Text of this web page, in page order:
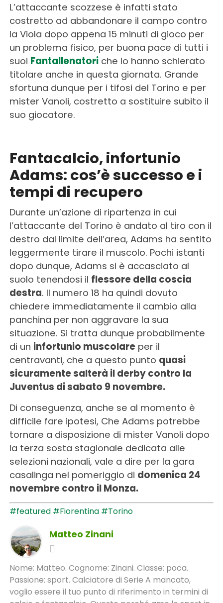
L’attaccante scozzese è infatti stato
costretto ad abbandonare il campo contro
la Viola dopo appena 15 minuti di gioco per
un problema fisico, per buona pace di tutti i
suoi Fantallenatoriche lo hanno schierato
titolare anche in questa giornata. Grande
sfortuna dunque per i tifosi del Torino e per
mister Vanoli, costretto a sostituire subito il
suo giocatore.
Fantacalcio, infortunio
Adams: cos’è successo e i
tempi di recupero
Durante un’azione di ripartenza in cui
l’attaccante del Torino è andato al tiro con il
destro dal limite dell’area, Adams ha sentito
leggermente tirare il muscolo. Pochi istanti
dopo dunque, Adams si è accasciato al
suolo tenendosi il flessore della coscia
destra. Il numero 18 ha quindi dovuto
chiedere immediatamente il cambio alla
panchina per non aggravare la sua
situazione. Si tratta dunque probabilmente
di un infortunio muscolareper il
centravanti, che a questo punto quasi
sicuramente salterà il derby contro la
Juventus di sabato 9 novembre.
Di conseguenza, anche se al momento è
difficile fare ipotesi, Che Adams potrebbe
tornare a disposizione di mister Vanoli dopo
la terza sosta stagionale dedicata alle
selezioni nazionali, vale a dire per la gara
casalinga nel pomeriggio di domenica 24
novembre contro il Monza.
#featured #Fiorentina #Torino
Matteo Zinani
Nome: Matteo. Cognome: Zinani. Classe: poca.
Passione: sport. Calciatore di Serie A mancato,
voglio essere il tuo punto di riferimento in termini di